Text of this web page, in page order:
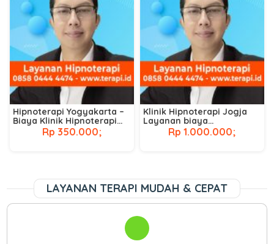
Hipnoterapi Yogyakarta –
Biaya Klinik Hipnoterapi
TerdekatRp 350.000;
Klinik Hipnoterapi Jogja
Layanan biaya
hipnoterapi di jogja
Rp 1.000.000;
LAYANAN TERAPI MUDAH & CEPAT